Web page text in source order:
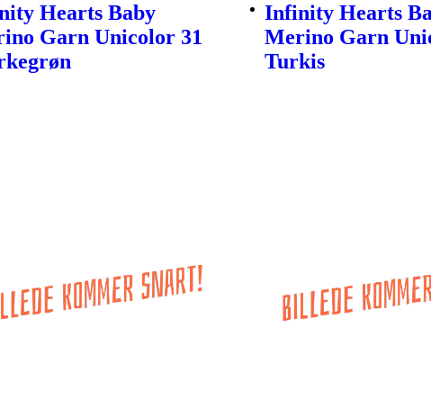
Hearts Baby
Garn Unicolor 31
Infinity Hearts
Merino Garn
Turkis